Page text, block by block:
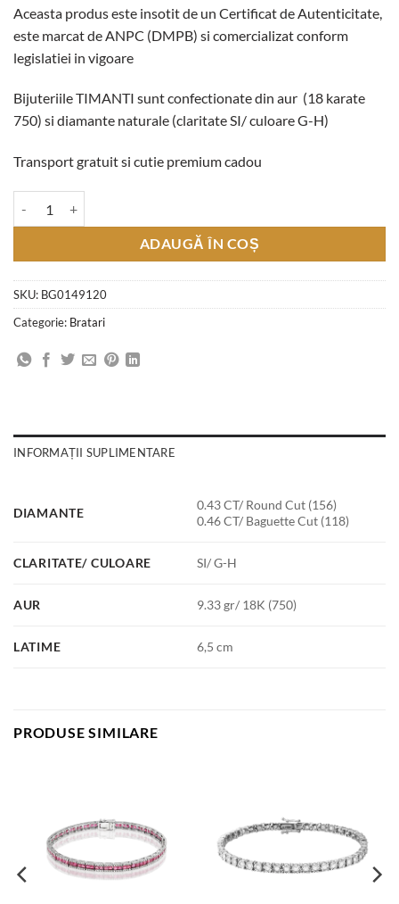
Aceasta produs este insotit de un Certificat de Autenticitate,
este marcat de ANPC (DMPB) si comercializat conform
legislatiei in vigoare
Bijuteriile TIMANTI sunt confectionate din aur (18 karate
750) si diamante naturale (claritate SI/ culoare G-H)
Transport gratuit si cutie premium cadou
ADAUGĂ ÎN COȘ
SKU: BG0149120
Categorie: Bratari
INFORMAȚII SUPLIMENTARE
DIAMANTE
0.43 CT/ Round Cut (156)
0.46 CT/ Baguette Cut (118)
CLARITATE/ CULOARE SI/ G-H
AUR 9.33 gr/ 18K (750)
LATIME 6,5 cm
PRODUSE SIMILARE